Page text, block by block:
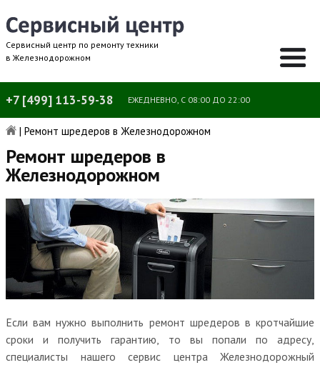
Сервисный центр по ремонту техники
в Железнодорожном
+7 [499] 113-59-38 ЕЖЕДНЕВНО, С 08:00 ДО 22:00
| Ремонт шредеров в Железнодорожном
Ремонт шредеров в
Железнодорожном
Если вам нужно выполнить ремонт шредеров в кротчайшие
сроки и получить гарантию, то вы попали по адресу,
специалисты нашего сервис центра Железнодорожный